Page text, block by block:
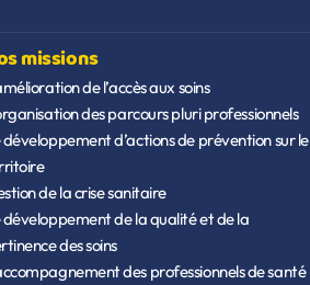
missions
de l’accès aux soins
des parcours pluri professionnels
développement d’actions de prévention sur le
de la crise sanitaire
développement de la qualité et de la
des soins
des professionnels de santé